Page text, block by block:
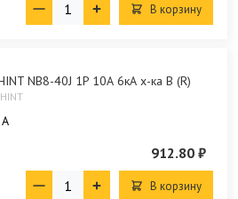
В корзину
NB8-40J 1P 10А 6кА х-ка B (R)
912.80 ₽
В корзину